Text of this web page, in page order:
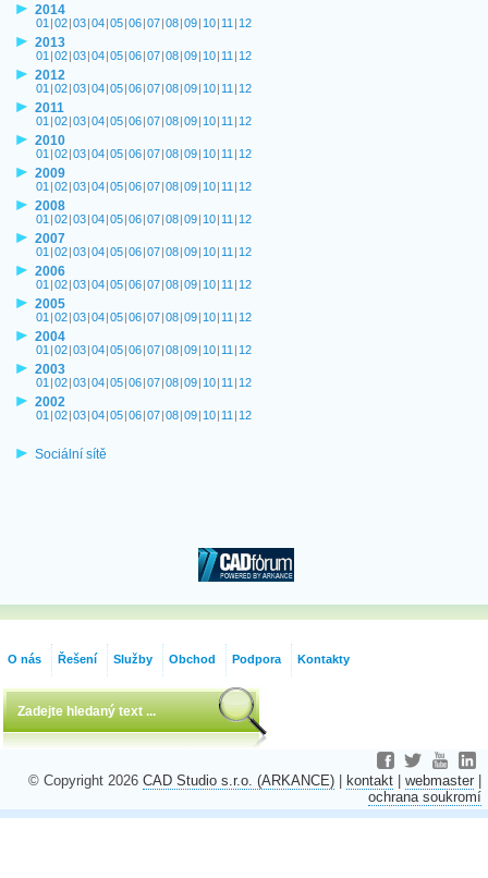
2014
01 |02|03|04|05|06|07|08|09| 10| 11 | 12
2013
01 |02|03|04|05|06|07|08|09| 10| 11 | 12
2012
01 |02|03|04|05|06|07|08|09| 10| 11 | 12
2011
01 |02|03|04|05|06|07|08|09| 10| 11 | 12
2010
01 |02|03|04|05|06|07|08|09| 10| 11 | 12
2009
01 |02|03|04|05|06|07|08|09| 10| 11 | 12
2008
01 |02|03|04|05|06|07|08|09| 10| 11 | 12
2007
01 |02|03|04|05|06|07|08|09| 10| 11 | 12
2006
01 |02|03|04|05|06|07|08|09| 10| 11 | 12
2005
01 |02|03|04|05|06|07|08|09| 10| 11 | 12
2004
01 |02|03|04|05|06|07|08|09| 10| 11 | 12
2003
01 |02|03|04|05|06|07|08|09| 10| 11 | 12
2002
01 |02|03|04|05|06|07|08|09| 10| 11 | 12
Sociální sítě
O nás Řešení Služby Obchod Podpora Kontakty
© Copyright 2026 CAD Studio s.r.o. (ARKANCE) kontakt webmaster
ochrana soukromí